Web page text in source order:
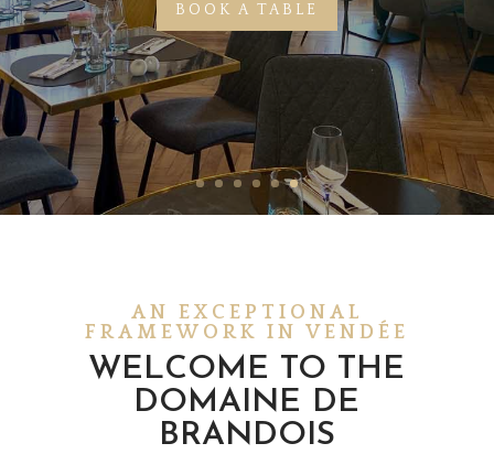
BOOK A TABLE
AN EXCEPTIONAL
FRAMEWORK IN VENDÉE
WELCOME TO THE
DOMAINE DE
BRANDOIS